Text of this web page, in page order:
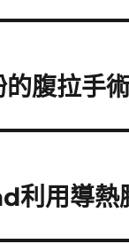
腹拉手
用導熱